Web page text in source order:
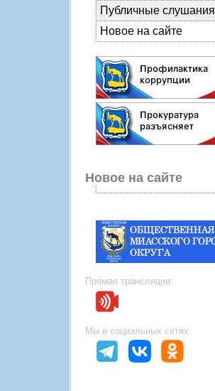
Публичные слушания
Новое на сайте
Новое на сайте
Прямая трансляция:
Мы в социальных сетях: